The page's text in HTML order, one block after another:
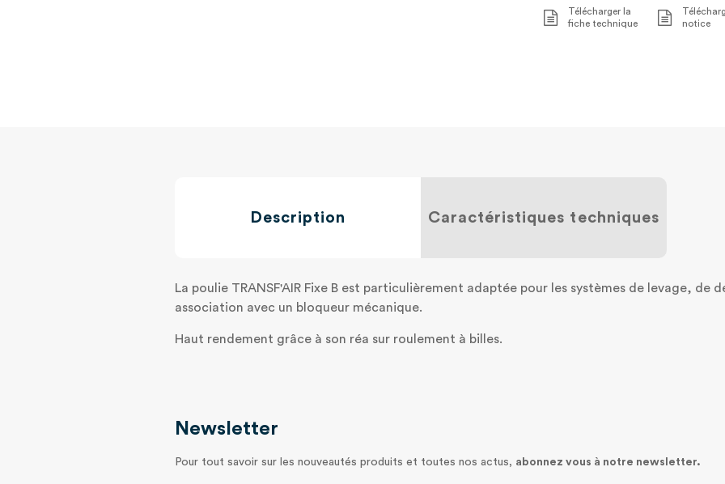
Télécharger la
fiche technique
notice
Description Caractéristiques techniques
La poulie TRANSF'AIR Fixe B est particulièrement adaptée pour les systèmes de levage, de
association avec un bloqueur mécanique.
Haut rendement grâce à son réa sur roulement à billes.
Newsletter
Pour tout savoir sur les nouveautés produits et toutes nos actus, abonnez vous à notre newsletter.